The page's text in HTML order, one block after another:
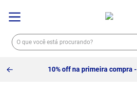
10% off na primeira compra -